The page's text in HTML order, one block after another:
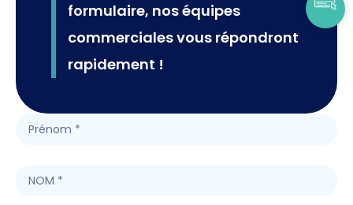
formulaire, nos équipes
commerciales vous répondront
rapidement !